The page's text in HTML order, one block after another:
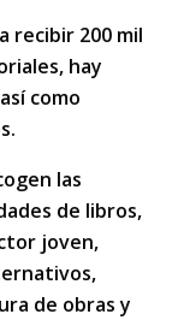
recibir 200 mil
hay
como
las
de libros,
joven,
de obras y